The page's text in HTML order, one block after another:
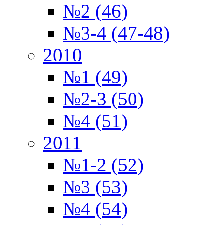
№2 (46)
№3-4 (47-48)
2010
№1 (49)
№2-3 (50)
№4 (51)
2011
№1-2 (52)
№3 (53)
№4 (54)